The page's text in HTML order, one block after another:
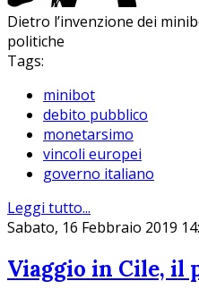
Dietro l’invenzione dei
politiche
Tags:
minibot
debito pubblico
monetarsimo
vincoli europei
governo italiano
Leggi tutto...
Sabato, 16 Febbraio 2019
Viaggio in Cile, il